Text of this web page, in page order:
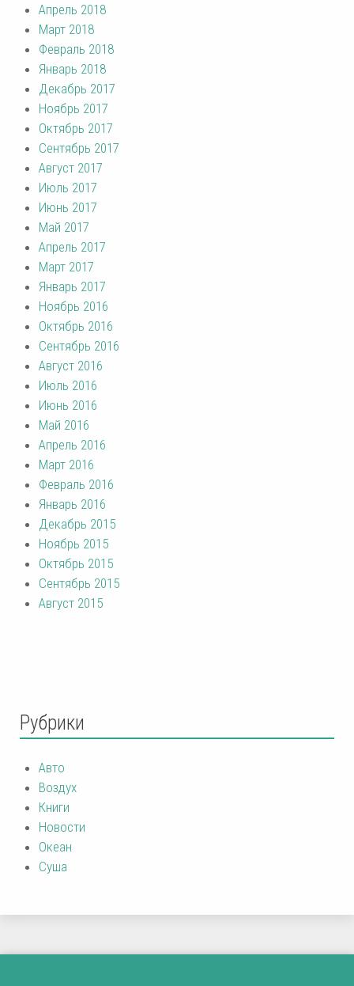
Апрель 2018
Март 2018
Февраль 2018
Январь 2018
Декабрь 2017
Ноябрь 2017
Октябрь 2017
Сентябрь 2017
Август 2017
Июль 2017
Июнь 2017
Май 2017
Апрель 2017
Март 2017
Январь 2017
Ноябрь 2016
Октябрь 2016
Сентябрь 2016
Август 2016
Июль 2016
Июнь 2016
Май 2016
Апрель 2016
Март 2016
Февраль 2016
Январь 2016
Декабрь 2015
Ноябрь 2015
Октябрь 2015
Сентябрь 2015
Август 2015
Рубрики
Авто
Воздух
Книги
Новости
Океан
Суша